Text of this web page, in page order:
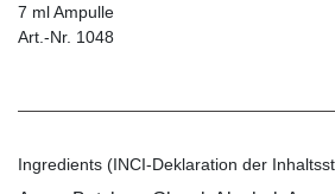
7 ml Ampulle
Art.-Nr. 1048
Ingredients (INCI-Deklaration der